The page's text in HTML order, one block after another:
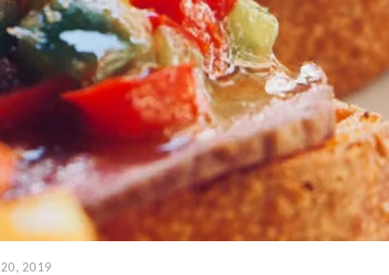
20, 2019